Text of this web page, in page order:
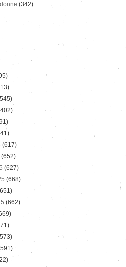
(342)
(617)
(652)
(627)
(668)
(662)